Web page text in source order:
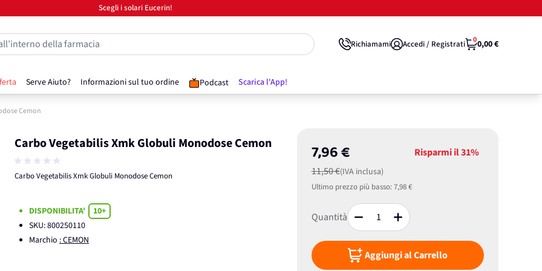
Scegli i solari Eucerin!
Serve Aiuto? Informazioni sul tuo ordine Podcast Scarica l'App!
della farmacia Richiamami Accedi / Registrati 00,00 €
Cemon
Carbo Vegetabilis Xmk Globuli Monodose Cemon
Carbo Vegetabilis Xmk Globuli Monodose Cemon
7,96 €
11,50 €(IVA inclusa)
Risparmi il31%
Ultimo prezzo più basso:7,98 €
Quantità
Aggiungi al Carrello
DISPONIBILITA'
10+
SKU:800250110
Marchio : CEMON